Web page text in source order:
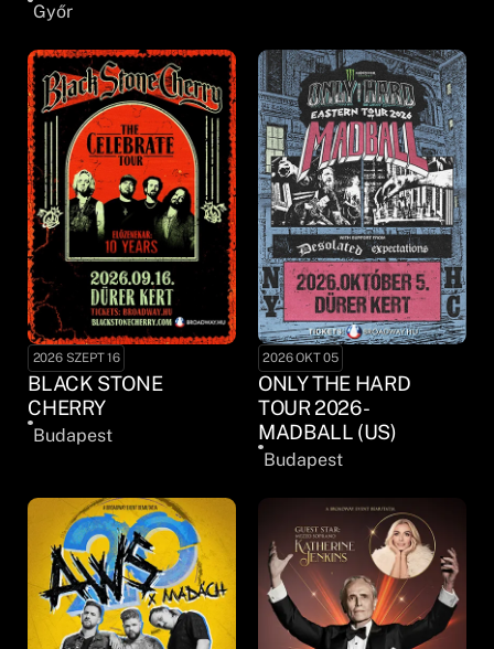
Győr
2026 SZEPT 16
BLACK STONE
CHERRY
Budapest
2026 OKT 05
ONLY THE HARD
TOUR 2026 -
MADBALL (US)
Budapest